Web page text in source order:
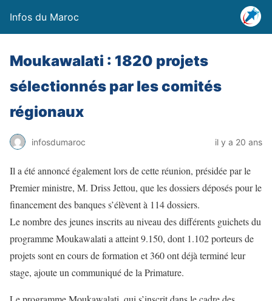
Infos du Maroc
Moukawalati : 1820 projets
sélectionnés par les comités
régionaux
infosdumaroc il y a 20 ans
Il a été annoncé également lors de cette réunion, présidée par le
Premier ministre, M. Driss Jettou, que les dossiers déposés pour le
financement des banques s’élèvent à 114 dossiers.
Le nombre des jeunes inscrits au niveau des différents guichets du
programme Moukawalati a atteint 9.150, dont 1.102 porteurs de
projets sont en cours de formation et 360 ont déjà terminé leur
stage, ajoute un communiqué de la Primature.